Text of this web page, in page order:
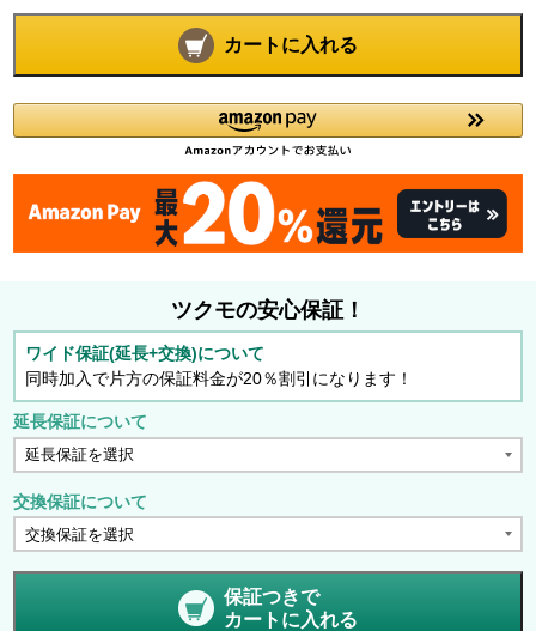
カートに入れる
ツクモの安心保証！
ワイド保証(延長+交換)について
同時加入で片方の保証料金が20％割引になります！
延長保証について
交換保証について
保証つきで
カートに入れる